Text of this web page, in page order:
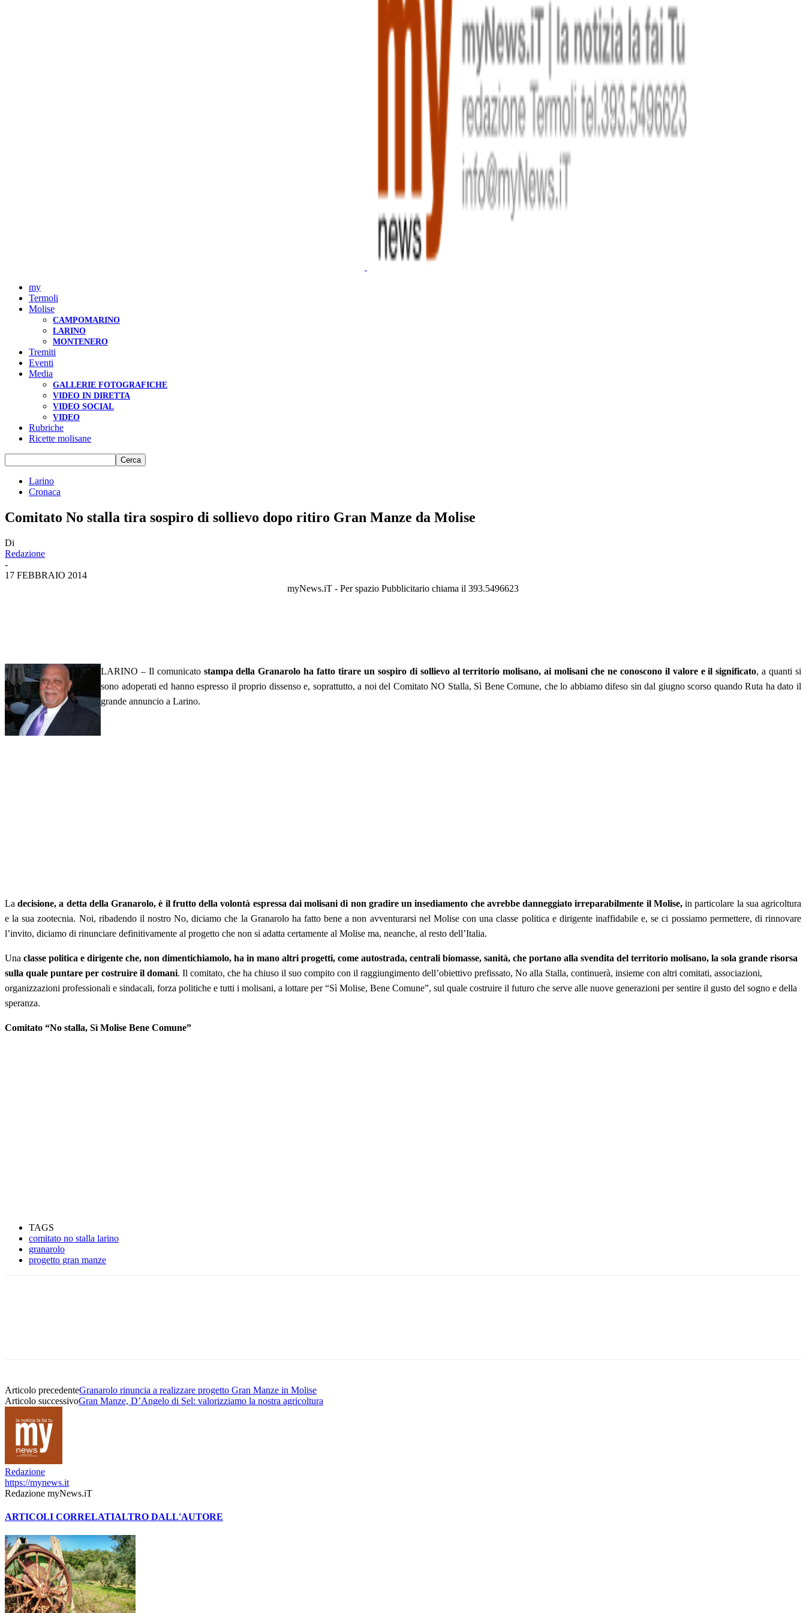
my
Termoli
Molise
CAMPOMARINO
LARINO
MONTENERO
Tremiti
Eventi
Media
GALLERIE FOTOGRAFICHE
VIDEO IN DIRETTA
VIDEO SOCIAL
VIDEO
Rubriche
Ricette molisane
Larino
Cronaca
Comitato No stalla tira sospiro di sollievo dopo ritiro Gran Manze da Molise
Di
Redazione
-
17 FEBBRAIO 2014
myNews.iT - Per spazio Pubblicitario chiama il 393.5496623
LARINO – Il comunicato stampa della Granarolo ha fatto tirare un sospiro di sollievo al territorio molisano, ai molisani che ne conoscono il valore e il significato, a quanti si
sono adoperati ed hanno espresso il proprio dissenso e, soprattutto, a noi del Comitato NO Stalla, Sì Bene Comune, che lo abbiamo difeso sin dal giugno scorso quando Ruta ha dato il
grande annuncio a Larino.
Ladecisione, a detta della Granarolo, è il frutto della volontà espressa dai molisani di non gradire un insediamento che avrebbe danneggiato irreparabilmente il Molise,in particolare la sua agricoltura
e la sua zootecnia. Noi, ribadendo il nostro No, diciamo che la Granarolo ha fatto bene a non avventurarsi nel Molise con una classe politica e dirigente inaffidabile e, se ci possiamo permettere, di rinnovare
l’invito, diciamo di rinunciare definitivamente al progetto che non si adatta certamente al Molise ma, neanche, al resto dell’Italia.
Una classe politica e dirigente che, non dimentichiamolo, ha in mano altri progetti, come autostrada, centrali biomasse, sanità, che portano alla svendita del territorio molisano, la sola grande risorsa
sulla quale puntare per costruire il domani. Il comitato, che ha chiuso il suo compito con il raggiungimento dell’obiettivo prefissato, No alla Stalla, continuerà, insieme con altri comitati, associazioni,
organizzazioni professionali e sindacali, forza politiche e tutti i molisani, a lottare per “Sì Molise, Bene Comune”, sul quale costruire il futuro che serve alle nuove generazioni per sentire il gusto del sogno e della
speranza.
Comitato “No stalla, Sì Molise Bene Comune”
TAGS
comitato no stalla larino
granarolo
progetto gran manze
Articolo precedenteGranarolo rinuncia a realizzare progetto Gran Manze in Molise
Articolo successivoGran Manze, D’Angelo di Sel: valorizziamo la nostra agricoltura
Redazione
https://mynews.it
Redazione myNews.iT
ARTICOLI CORRELATIALTRO DALL'AUTORE